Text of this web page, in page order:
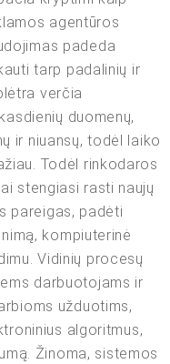
agentūros
padeda
tarp padalinių ir
verčia
duomenų,
ir niuansų, todėl laiko
Todėl rinkodaros
stengiasi rasti naujų
pareigas, padėti
kompiuterinė
Vidinių procesų
darbuotojams ir
užduotims,
algoritmus,
Žinoma, sistemos